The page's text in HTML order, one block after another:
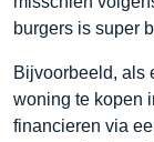
burgers is super
Bijvoorbeeld, als
woning te kopen
financieren via